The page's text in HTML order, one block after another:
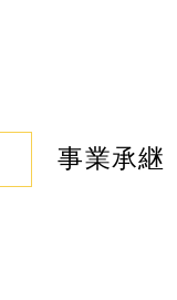
事業承継